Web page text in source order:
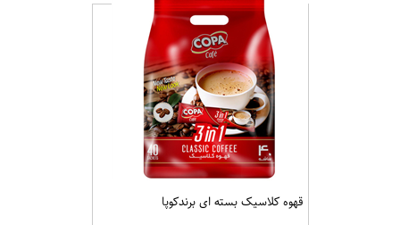
قهوه کلاسيک بسته ای برندکوپا